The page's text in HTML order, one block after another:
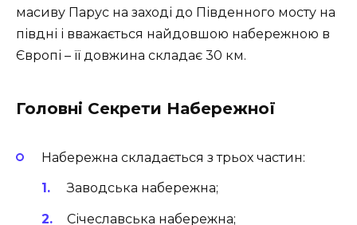
масиву Парус на заході до Південного мосту на
півдні і вважається найдовшою набережною в
Європі – її довжина складає 30 км.
Головні Секрети Набережної
Набережна складається з трьох частин:
Заводська набережна;
Січеславська набережна;